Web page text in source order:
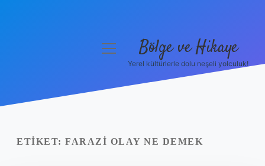
Yasal Uyarı
menüyü
Bölge ve Hikaye
Yerel kültürlerle dolu neşeli yolculuk!
ETIKET: FARAZI OLAY NE DEMEK